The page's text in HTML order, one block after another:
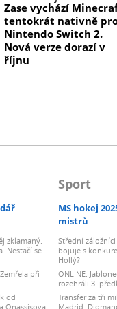
Zase vychází
tentokrát nativně
Nintendo Switch 2.
Nová verze dorazí v
říjnu
zklamaný.
Nestačí se
při
od
Onassisova
Sport
MS hokej
mistrů
Střední
bojuje s
Hollý?
ONLINE:
rozehráli 3.
Transfer za tři
Madrid: